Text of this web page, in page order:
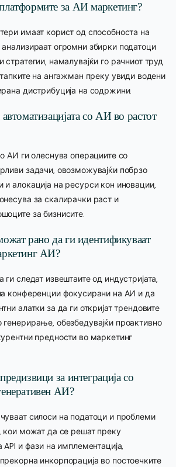
за АИ маркетинг?
имаат корист од способноста на
огромни збирки податоци
стратегии, намалувајќи го рачниот труд
на ангажман преку увиди водени
дистрибуција на содржини.
со АИ во растот
АИ ги олеснува операциите со
задачи, овозможувајќи побрзо
алокација на ресурси кон иновации,
за скалирачки раст и
за бизнисите.
рано да ги идентификуваат
АИ?
следат извештаите од индустријата,
конференции фокусирани на АИ и да
алатки за да ги откријат трендовите
обезбедувајќи проактивно
предности во маркетинг
за интеграција со
АИ?
силоси на податоци и проблеми
кои можат да се решат преку
API и фази на имплементација,
инкорпорација во постоечките